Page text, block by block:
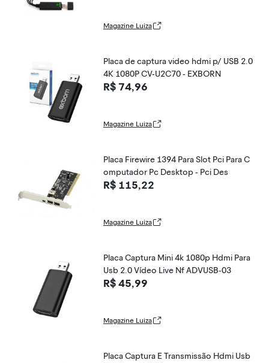
Magazine Luiza
Placa de captura video hdmi p/ USB 2.0
4K 1080P CV-U2C70 - EXBORN
R$ 74,96
Magazine Luiza
Placa Firewire 1394 Para Slot Pci Para C
omputador Pc Desktop - Pci Des
R$ 115,22
Magazine Luiza
Placa Captura Mini 4k 1080p Hdmi Para
Usb 2.0 Vídeo Live Nf ADVUSB-03
R$ 45,99
Magazine Luiza
Placa Captura E Transmissão Hdmi Usb